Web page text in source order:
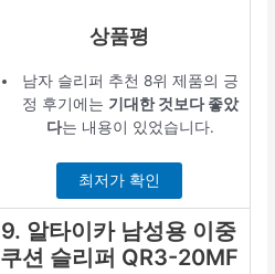
상품평
남자 슬리퍼 추천 8위 제품의 긍
정 후기에는 기대한 것보다 좋았
다는 내용이 있었습니다.
최저가 확인
9. 알타이카 남성용 이중
쿠션 슬리퍼 QR3-20MF